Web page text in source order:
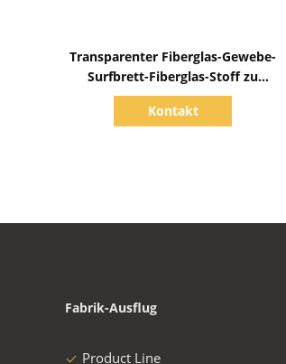
Transparenter Fiberglas-Gewebe-
Surfbrett-Fiberglas-Stoff zu
bedecktem Surfbrett
Kontakt
Fabrik-Ausflug
Product Line